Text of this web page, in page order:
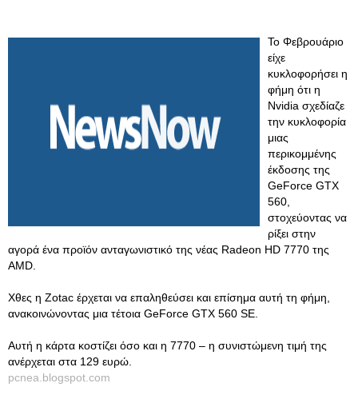
Το Φεβρουάριο
είχε
κυκλοφορήσει η
φήμη ότι η
Nvidia σχεδίαζε
την κυκλοφορία
μιας
περικομμένης
έκδοσης της
GeForce GTX
560,
στοχεύοντας να
ρίξει στην
αγορά ένα προϊόν ανταγωνιστικό της νέας Radeon HD 7770 της
AMD.
Χθες η Zotac έρχεται να επαληθεύσει και επίσημα αυτή τη φήμη,
ανακοινώνοντας μια τέτοια GeForce GTX 560 SE.
Αυτή η κάρτα κοστίζει όσο και η 7770 – η συνιστώμενη τιμή της
ανέρχεται στα 129 ευρώ.
pcnea.blogspot.com